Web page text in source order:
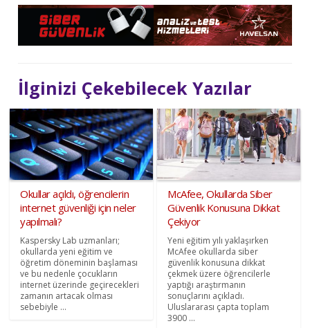
İlginizi Çekebilecek Yazılar
Okullar açıldı, öğrencilerin
internet güvenliği için neler
yapılmalı?
Kaspersky Lab uzmanları;
okullarda yeni eğitim ve
öğretim döneminin başlaması
ve bu nedenle çocukların
internet üzerinde geçirecekleri
zamanın artacak olması
sebebiyle ...
McAfee, Okullarda Siber
Güvenlik Konusuna Dikkat
Çekiyor
Yeni eğitim yılı yaklaşırken
McAfee okullarda siber
güvenlik konusuna dikkat
çekmek üzere öğrencilerle
yaptığı araştırmanın
sonuçlarını açıkladı.
Uluslararası çapta toplam
3900 ...